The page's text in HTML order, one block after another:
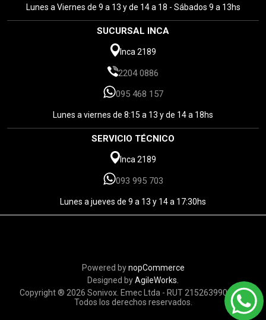
Lunes a Viernes de 9 a 13 y de 14 a 18 - Sábados 9 a 13hs
SUCURSAL INCA
Inca 2189
2204 0886
095 468 157
Lunes a viernes de 8:15 a 13 y de 14 a 18hs
SERVICIO TÉCNICO
Inca 2189
093 995 703
Lunes a jueves de 9 a 13 y 14 a 17:30hs
Powered bynopCommerce
Designed byAgileWorks.
Copyright ® 2026 Sonivox. Emec Ltda - RUT 215263990010 -
Todos los derechos reservados.